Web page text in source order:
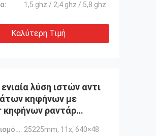
1,5 ghz / 2,4 ghz / 5,8 ghz
Καλύτερη Τιμή
λύση ιστών αντι
κηφήνων με
κηφήνων ραντάρ
Προσδιορισμός καμερών: 25225mm, 11x, 640×48